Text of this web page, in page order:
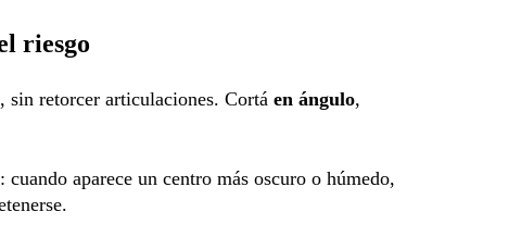
riesgo
sin retorcer articulaciones. Cortá en ángulo,
aparece un centro más oscuro o húmedo,